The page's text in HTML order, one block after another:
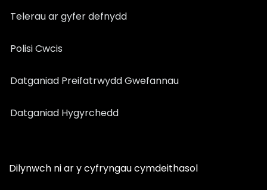
Telerau ar gyfer defnydd
Polisi Cwcis
Datganiad Preifatrwydd Gwefannau
Datganiad Hygyrchedd
Dilynwch ni ar y cyfryngau cymdeithasol